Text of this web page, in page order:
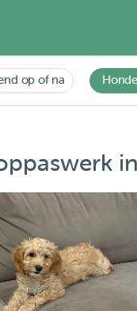
op of na